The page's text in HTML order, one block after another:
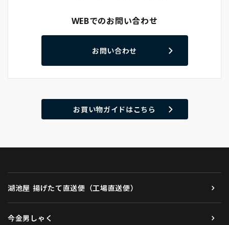
WEBでのお問い合わせ
お問い合わせ
お買い物ガイドはこちら
湖池屋 揚げたて直送便（工場直送便）
今金男しゃく